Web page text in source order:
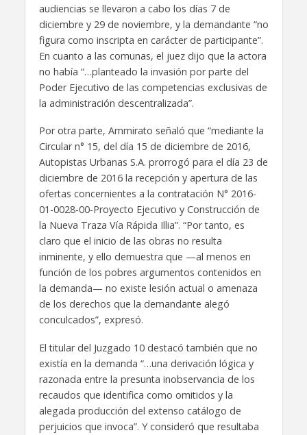
audiencias se llevaron a cabo los días 7 de
diciembre y 29 de noviembre, y la demandante “no
figura como inscripta en carácter de participante”.
En cuanto a las comunas, el juez dijo que la actora
no había “…planteado la invasión por parte del
Poder Ejecutivo de las competencias exclusivas de
la administración descentralizada”.
Por otra parte, Ammirato señaló que “mediante la
Circular n° 15, del día 15 de diciembre de 2016,
Autopistas Urbanas S.A. prorrogó para el día 23 de
diciembre de 2016 la recepción y apertura de las
ofertas concernientes a la contratación N° 2016-
01-0028-00-Proyecto Ejecutivo y Construcción de
la Nueva Traza Vía Rápida Illia”. “Por tanto, es
claro que el inicio de las obras no resulta
inminente, y ello demuestra que —al menos en
función de los pobres argumentos contenidos en
la demanda— no existe lesión actual o amenaza
de los derechos que la demandante alegó
conculcados”, expresó.
El titular del Juzgado 10 destacó también que no
existía en la demanda “…una derivación lógica y
razonada entre la presunta inobservancia de los
recaudos que identifica como omitidos y la
alegada producción del extenso catálogo de
perjuicios que invoca”. Y consideró que resultaba